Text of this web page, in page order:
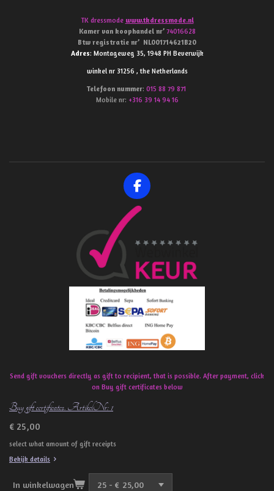
TK dressmode www.tkdressmode.nl
Kamer van koophandel nr’ 74016628
Btw registratie nr’ NL001714621B20
Adres: Montageweg 35, 1948 PH Beverwijk
winkel nr 31256 , the Netherlands
Telefoon nummer: 015 88 79 871
Mobile nr: +316 39 14 94 16
F
a
c
b
o
k
Send gift vouchers directly as gift to recipient, that is possible. After payment, click
on Buy gift certificates below
Buy gift certificates. ArtikelNr: 1
€ 25,00
select what amount of gift receipts
Bekijk details
In winkelwagen